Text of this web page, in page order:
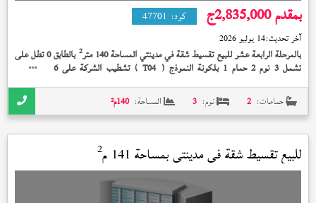
بمقدم 2,835,000 ج كود: 47701
آخر تحديث:14 يوليو 2026
بالمرحلة الرابعة عشر للبيع تقسيط شقة في مدينتي المساحة 140 متر 2 بالطابق 0 تطل على
تشمل 3 نوم 2 حمام 1 بلكونة النموذج ( T04 ) تشطيب الشركة على 6 سنة بمقدم
حمامات: 2 نوم: 3 المساحة: 140م²
للبيع تقسيط شقة فيمدينتيبمساحة 141 م 2